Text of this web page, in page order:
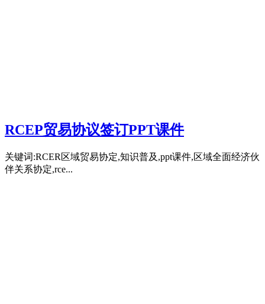
RCEP贸易协议签订PPT课件
关键词:RCER区域贸易协定,知识普及,ppt课件,区域全面经济伙
伴关系协定,rce...